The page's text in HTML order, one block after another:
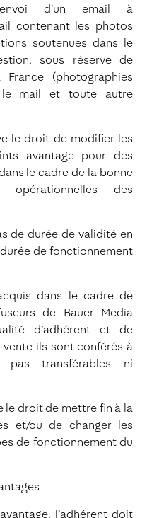
d’un email à
contenant les photos
soutenues dans le
sous réserve de
(photographies
le mail et toute autre
le droit de modifier les
avantage pour des
le cadre de la bonne
opérationnelles des
de durée de validité en
de fonctionnement
dans le cadre de
de Bauer Media
d’adhérent et de
ils sont conférés à
transférables ni
le droit de mettre fin à la
et/ou de changer les
de fonctionnement du
l’adhérent doit